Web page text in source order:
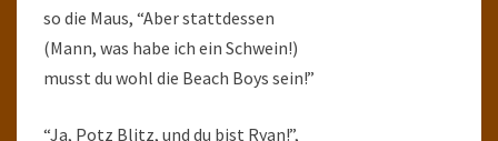
so die Maus, “Aber stattdessen
(Mann, was habe ich ein Schwein!)
musst du wohl die Beach Boys sein!”
“Ja, Potz Blitz, und du bist Ryan!”,